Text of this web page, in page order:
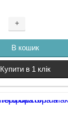
+
В кошик
Купити в 1 клік